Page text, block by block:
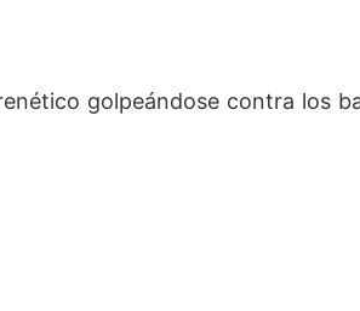
golpeándose contra los